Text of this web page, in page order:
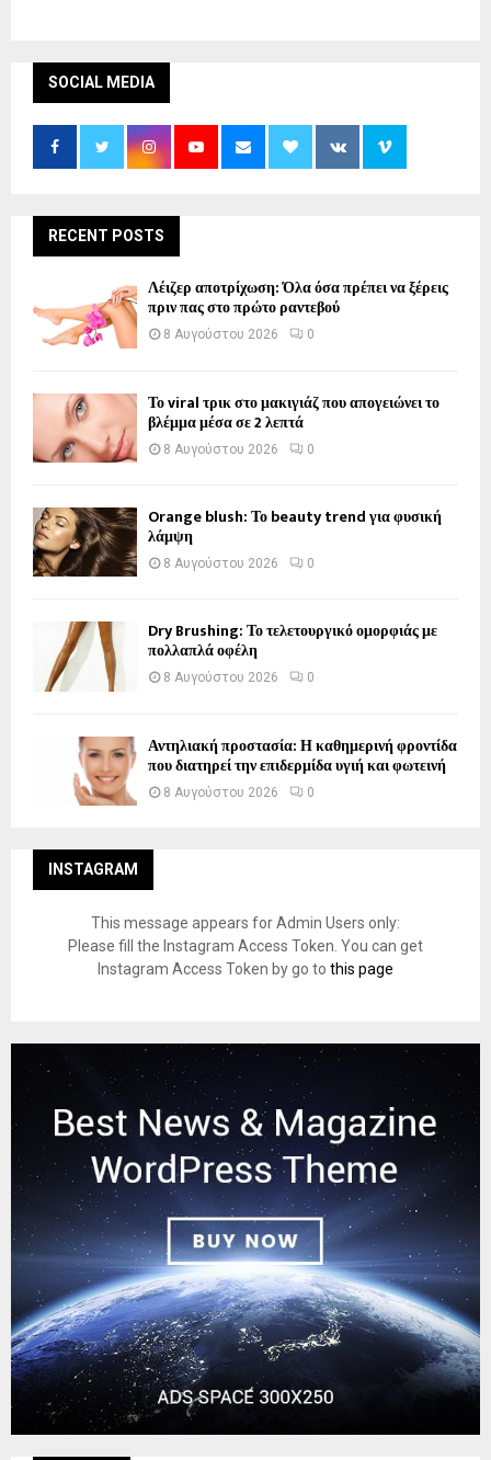
SOCIAL MEDIA
RECENT POSTS
Λέιζερ αποτρίχωση: Όλα όσα πρέπει να ξέρεις
πριν πας στο πρώτο ραντεβού
8 Αυγούστου 2026 0
Το viral τρικ στο μακιγιάζ που απογειώνει το
βλέμμα μέσα σε 2 λεπτά
8 Αυγούστου 2026 0
Orange blush: Το beauty trend για φυσική
λάμψη
8 Αυγούστου 2026 0
Dry Brushing: Το τελετουργικό ομορφιάς με
πολλαπλά οφέλη
8 Αυγούστου 2026 0
Αντηλιακή προστασία: Η καθημερινή φροντίδα
που διατηρεί την επιδερμίδα υγιή και φωτεινή
8 Αυγούστου 2026 0
INSTAGRAM
This message appears for Admin Users only:
Please fill the Instagram Access Token. You can get
Instagram Access Token by go to this page